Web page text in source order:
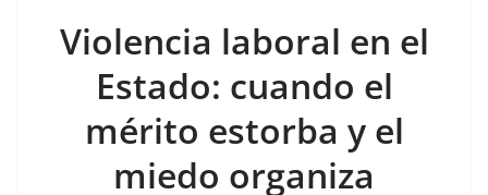
c
b
o
itt
er
ai
l
at
s
A
p
p
ss
e
n
g
er
e
gr
a
m
m
p
ar
tir
Violencia laboral en el
Estado: cuando el
mérito estorba y el
miedo organiza